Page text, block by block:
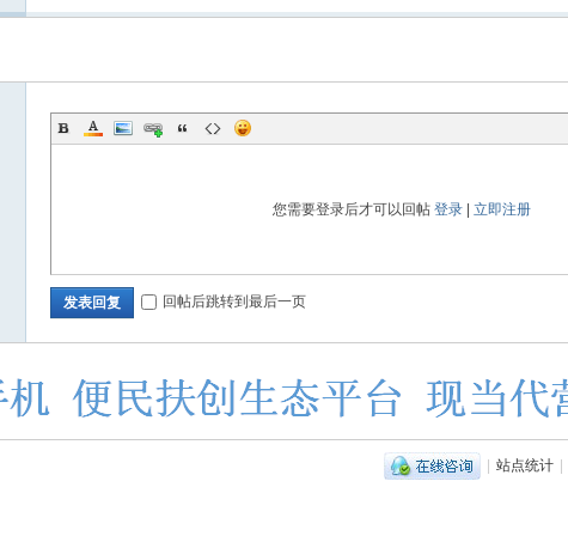
您需要登录后才可以回帖 登录| 立即注册
发表回复 回帖后跳转到最后一页
| 站点统计 |